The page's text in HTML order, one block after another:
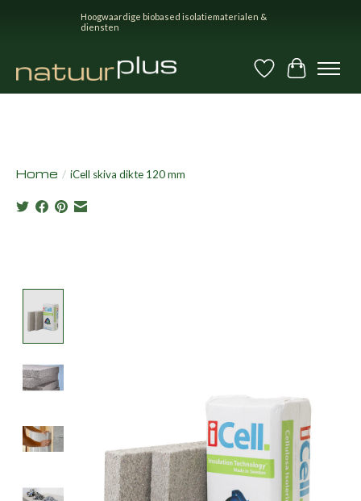
Hoogwaardige biobased isolatiematerialen &
diensten
Verlanglijst
Home / iCell skiva dikte 120 mm